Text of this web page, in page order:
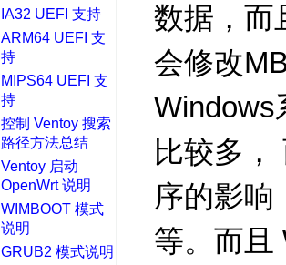
IA32 UEFI 支持
ARM64 UEFI 支
持
MIPS64 UEFI 支
持
控制 Ventoy 搜索
路径方法总结
Ventoy 启动
OpenWrt 说明
WIMBOOT 模式
说明
GRUB2 模式说明
数据，而
会修改
Windows
比较多
序的影响
等。而且